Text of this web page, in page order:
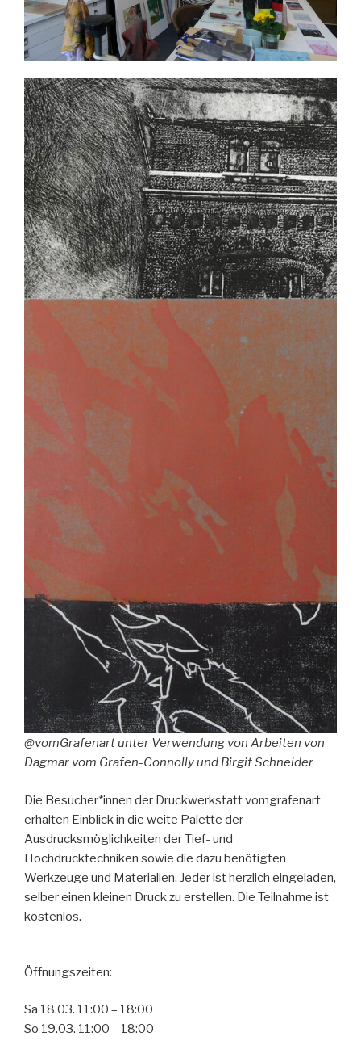
@vomGrafenart unter Verwendung von Arbeiten von
Dagmar vom Grafen-Connolly und Birgit Schneider
Die Besucher*innen der Druckwerkstatt vomgrafenart
erhalten Einblick in die weite Palette der
Ausdrucksmöglichkeiten der Tief- und
Hochdrucktechniken sowie die dazu benötigten
Werkzeuge und Materialien. Jeder ist herzlich eingeladen,
selber einen kleinen Druck zu erstellen. Die Teilnahme ist
kostenlos.
Öffnungszeiten:
Sa 18.03. 11:00 – 18:00
So 19.03. 11:00 – 18:00